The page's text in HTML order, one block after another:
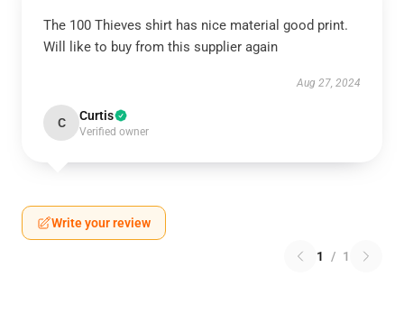
The 100 Thieves shirt has nice material good print.
Will like to buy from this supplier again
Aug 27, 2024
C Curtis
Verified owner
Write your review
1 / 1